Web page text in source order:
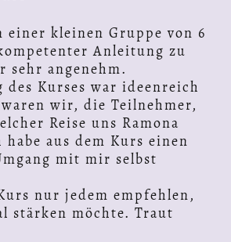
einer kleinen Gruppe von 6
Anleitung zu
sehr angenehm.
des Kurses war ideenreich
wir, die Teilnehmer,
Reise uns Ramona
aus dem Kurs einen
mit mir selbst
nur jedem empfehlen,
stärken möchte. Traut